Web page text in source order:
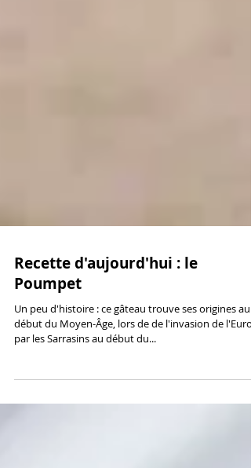
Recette d'aujourd'hui : le
Poumpet
Un peu d'histoire : ce gâteau trouve ses origines au
par les Sarrasins au début du...